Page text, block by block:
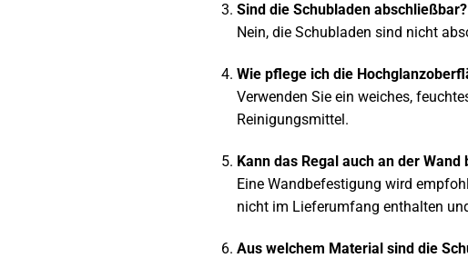
Sind die Schubladen abschließbar?
Nein, die Schubladen sind nicht
Wie pflege ich die
Verwenden Sie ein weiches,
Reinigungsmittel.
Kann das Regal auch an der
Eine Wandbefestigung wird
nicht im Lieferumfang enthalten
Aus welchem Material sind die